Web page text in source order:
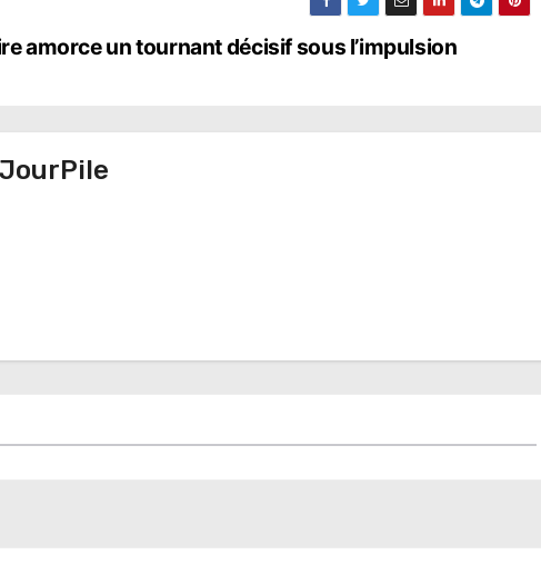
amorce un tournant décisif sous l’impulsion